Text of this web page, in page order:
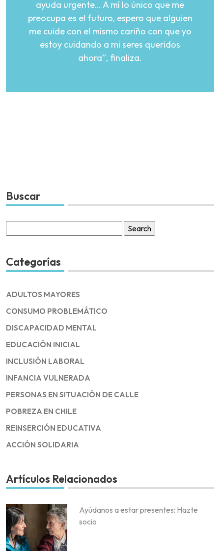
ayuda urgente… A mí lo único que me
preocupa es el futuro, espero que alguien
me cuide con el mismo cariño con que yo
estoy cuidando a mi seres queridos
ahora”, finaliza.
Buscar
for:
Categorías
ADULTOS MAYORES
CONSUMO PROBLEMÁTICO
DISCAPACIDAD MENTAL
EDUCACIÓN INICIAL
INCLUSIÓN LABORAL
INFANCIA VULNERADA
PERSONAS EN SITUACIÓN DE CALLE
POBREZA EN CHILE
REINSERCIÓN EDUCATIVA
ACCIÓN SOLIDARIA
Artículos Relacionados
Ayúdanos a estar presentes: Hazte
socio